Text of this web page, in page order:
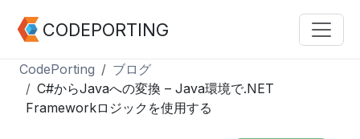
CODEPORTING
CodePorting
ブログ
C#からJavaへの変換 – Java環境で.NET
Frameworkロジックを使用する